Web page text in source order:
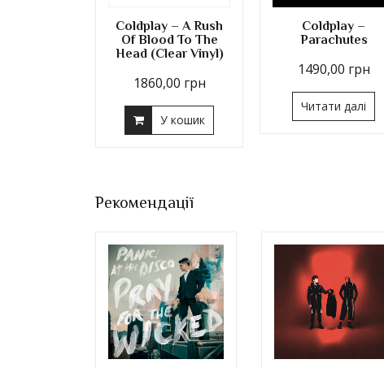
Coldplay – A Rush
Of Blood To The
Head (Clear Vinyl)
1860,00 грн
У кошик
Coldplay –
Parachutes
1490,00 грн
Читати далі
Рекомендації